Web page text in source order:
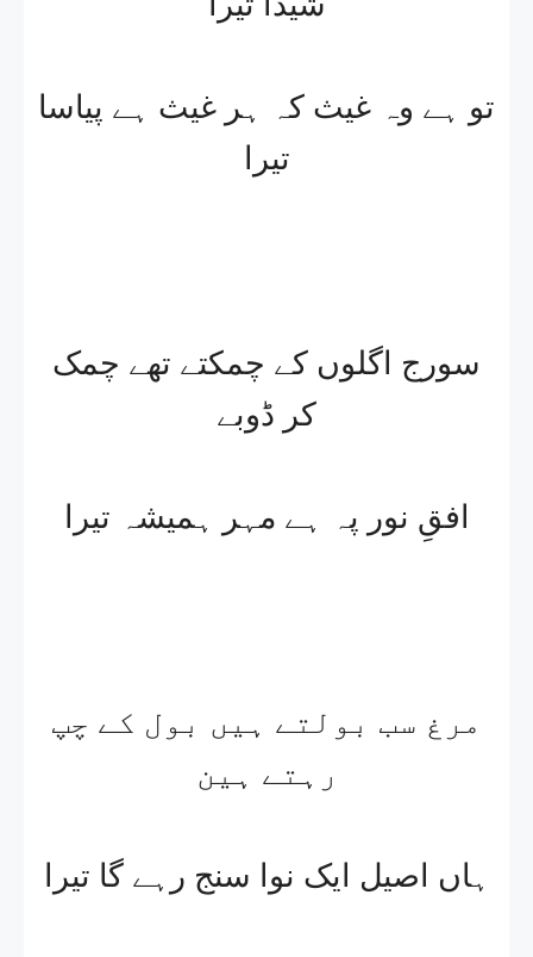
تو ہے وہ غیث کہ ہر غیث ہے پیاسا
تیرا
سورج اگلوں کے چمکتے تھے چمک
کر ڈوبے
افقِ نور پہ ہے مہر ہمیشہ تیرا
مرغ سب بولتے ہیں بول کے چپ
رہتے ہین
ہاں اصیل ایک نوا سنج رہے گا تیرا